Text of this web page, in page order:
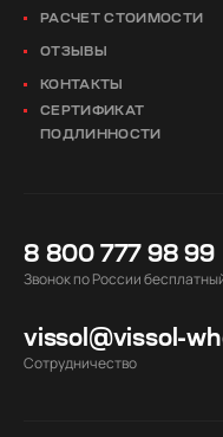
РАСЧЕТ СТОИМОСТИ
ОТЗЫВЫ
КОНТАКТЫ
СЕРТИФИКАТ
ПОДЛИННОСТИ
8 800 777 98 99
Звонок по России
vissol@vissol-
Cотрудничество